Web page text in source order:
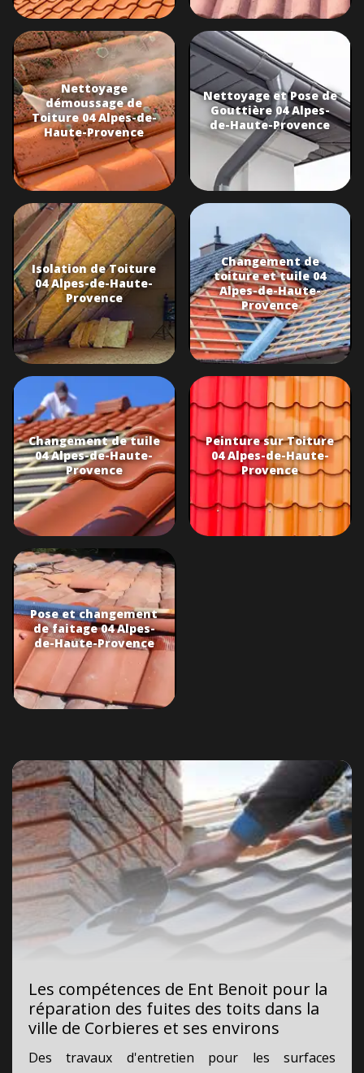
Nettoyage
démoussage de
Toiture 04 Alpes-de-
Haute-Provence
Nettoyage et Pose de
Gouttière 04 Alpes-
de-Haute-Provence
Isolation de Toiture
04 Alpes-de-Haute-
Provence
Changement de
toiture et tuile 04
Alpes-de-Haute-
Provence
Changement de tuile
04 Alpes-de-Haute-
Provence
Peinture sur Toiture
04 Alpes-de-Haute-
Provence
Pose et changement
de faitage 04 Alpes-
de-Haute-Provence
Les compétences de Ent Benoit pour la
réparation des fuites des toits dans la
ville de Corbieres et ses environs
Des travaux d'entretien pour les surfaces